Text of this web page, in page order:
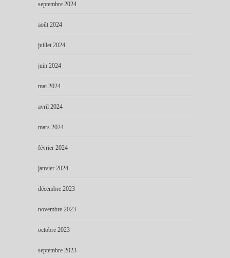
septembre 2024
août 2024
juillet 2024
juin 2024
mai 2024
avril 2024
mars 2024
février 2024
janvier 2024
décembre 2023
novembre 2023
octobre 2023
septembre 2023